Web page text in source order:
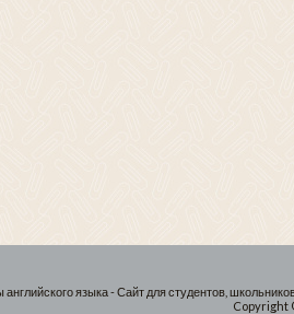
английского языка - Сайт для студентов,
Copyright